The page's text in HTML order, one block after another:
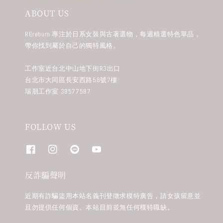
ABOUT US
REreburn 專注於日系女裝與古著選物，每週精選特色單品，
帶你找到屬於自己的獨特風格。
工作室近台北中山地下街R3出口
台北市大同區長安西路58號7樓
瑞朋工作室 38577587
FOLLOW US
反詐騙聲明
近期有詐騙盜用本站名義刊登徵求模特廣告，請女孩留意並
且勿提供任何個資。本站目前並無任何模特職缺。